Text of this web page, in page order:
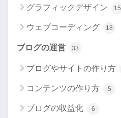
グラフィックデザイン 15
ウェブコーディング 18
ブログの運営 33
ブログやサイトの作り方
コンテンツの作り方 5
ブログの収益化 6